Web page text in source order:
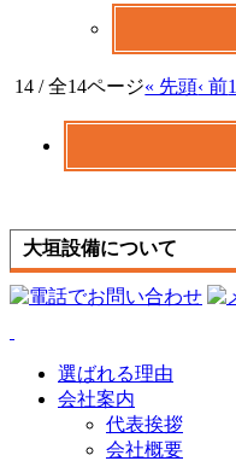
14 / 全14ページ« 先頭‹ 前
大垣設備について
選ばれる理由
会社案内
代表挨拶
会社概要